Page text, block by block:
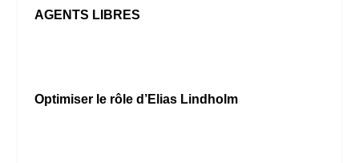
AGENTS LIBRES
Optimiser le rôle d’Elias Lindholm